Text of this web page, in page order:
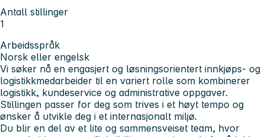
Antall stillinger
1
Arbeidsspråk
Norsk eller engelsk
Vi søker nå en engasjert og løsningsorientert innkjøps- og
logistikkmedarbeider til en variert rolle som kombinerer
logistikk, kundeservice og administrative oppgaver.
Stillingen passer for deg som trives i et høyt tempo og
ønsker å utvikle deg i et internasjonalt miljø.
Du blir en del av et lite og sammensveiset team, hvor